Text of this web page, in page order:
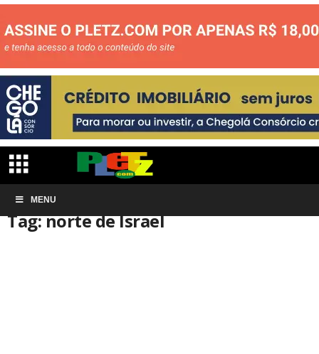
MENU
Início Tags
Tag: norte de Israel